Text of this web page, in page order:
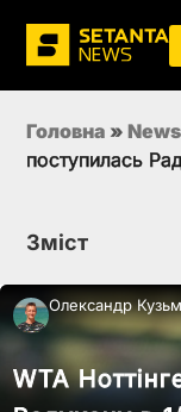
Головна » News
поступилась
Зміст
Олександр
WTA